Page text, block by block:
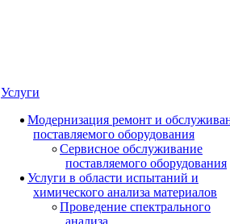
Услуги
Модернизация ремонт и
поставляемого оборудования
Сервисное обслуживание
поставляемого оборудования
Услуги в области испытаний и
химического анализа материалов
Проведение спектрального
анализа